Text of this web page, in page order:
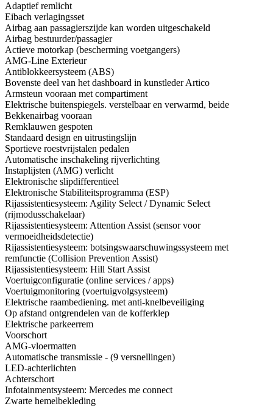
Adaptief remlicht
Eibach verlagingsset
Airbag aan passagierszijde kan worden uitgeschakeld
Airbag bestuurder/passagier
Actieve motorkap (bescherming voetgangers)
AMG-Line Exterieur
Antiblokkeersysteem (ABS)
Bovenste deel van het dashboard in kunstleder Artico
Armsteun vooraan met compartiment
Elektrische buitenspiegels. verstelbaar en verwarmd, beide
Bekkenairbag vooraan
Remklauwen gespoten
Standaard design en uitrustingslijn
Sportieve roestvrijstalen pedalen
Automatische inschakeling rijverlichting
Instaplijsten (AMG) verlicht
Elektronische slipdifferentieel
Elektronische Stabiliteitsprogramma (ESP)
Rijassistentiesysteem: Agility Select / Dynamic Select
(rijmodusschakelaar)
Rijassistentiesysteem: Attention Assist (sensor voor
vermoeidheidsdetectie)
Rijassistentiesysteem: botsingswaarschuwingssysteem met
remfunctie (Collision Prevention Assist)
Rijassistentiesysteem: Hill Start Assist
Voertuigconfiguratie (online services / apps)
Voertuigmonitoring (voertuigvolgsysteem)
Elektrische raambediening. met anti-knelbeveiliging
Op afstand ontgrendelen van de kofferklep
Elektrische parkeerrem
Voorschort
AMG-vloermatten
Automatische transmissie - (9 versnellingen)
LED-achterlichten
Achterschort
Infotainmentsysteem: Mercedes me connect
Zwarte hemelbekleding